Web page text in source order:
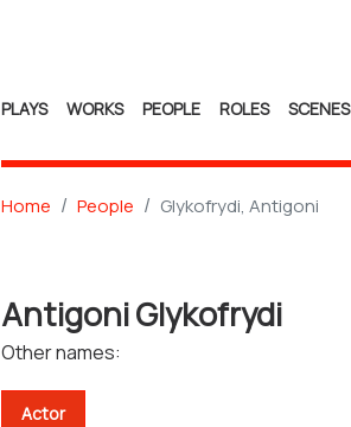
PLAYS WORKS PEOPLE ROLES SCENES
Home People Glykofrydi, Antigoni
Antigoni Glykofrydi
Other names:
Actor